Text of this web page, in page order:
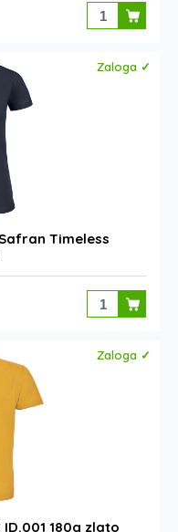
Zaloga ✓
Timeless
Zaloga ✓
180g zlato